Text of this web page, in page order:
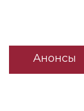
Анонсы